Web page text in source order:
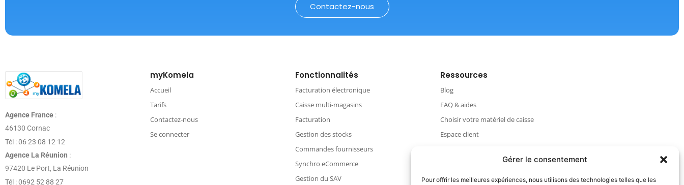
Gérer le consentement
Pour offrir les meilleures expériences, nous utilisons des technologies telles que les
Contactez-nous
Agence France :
46130 Cornac
Tél : 06 23 08 12 12
Agence La Réunion :
97420 Le Port, La Réunion
Tél : 0692 52 88 27
myKomela
Accueil
Tarifs
Contactez-nous
Se connecter
Fonctionnalités
Facturation électronique
Caisse multi-magasins
Facturation
Gestion des stocks
Commandes fournisseurs
Synchro eCommerce
Gestion du SAV
Ressources
Blog
FAQ & aides
Choisir votre matériel de caisse
Espace client
Politique de confidentialité
Conditions Générales du site